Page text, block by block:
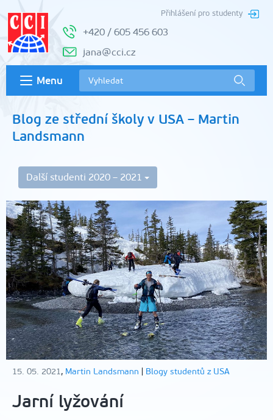
Přihlášení pro studenty
+420 / 605 456 603
jana@cci.cz
Menu
Blog ze střední školy v USA – Martin
Landsmann
Další studenti 2020 – 2021
15. 05. 2021, Martin Landsmann Blogy studentů z USA
Jarní lyžování